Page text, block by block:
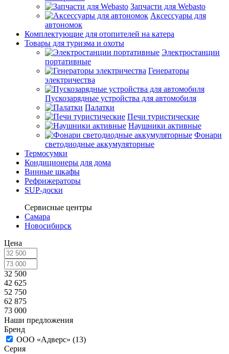
Запчасти для Webasto
Аксессуары для
автономок
Комплектующие для отопителей на катера
Товары для туризма и охоты
Электростанции
портативные
Генераторы
электричества
Пускозарядные устройства для автомобиля
Палатки
Печи туристические
Наушники активные
Фонари
светодиодные аккумуляторные
Термосумки
Кондиционеры для дома
Винные шкафы
Рефрижераторы
SUP-доски
Сервисные центры
Самара
Новосибирск
Цена
32 500
42 625
52 750
62 875
73 000
Наши предложения
Бренд
ООО «Адверс» (13)
Серия